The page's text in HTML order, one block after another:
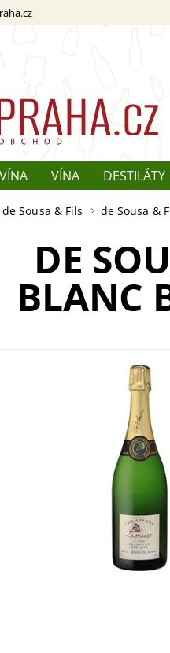
VÍNA DESTILÁTY
de Sousa & Fils de Sousa &
DE
BLANC